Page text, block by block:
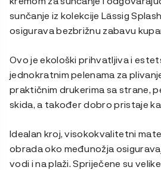
sunčanje iz kolekcije Lässig
osigurava bezbrižnu zabavu
Ovo je ekološki prihvatljiva i
jednokratnim pelenama za
praktičnim drukerima sa strane,
skida, a također dobro pristaje
Idealan kroj, visokokvalitetni
obrada oko međunožja
vodi i na plaži. Spriječene su